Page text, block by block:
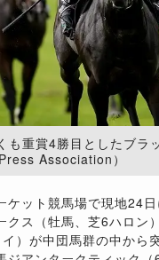
も重賞4勝目としたブラ
Association）
ット競馬場で現地24
クス（牡馬、芝6ハロン
イ）が中団馬群の中から